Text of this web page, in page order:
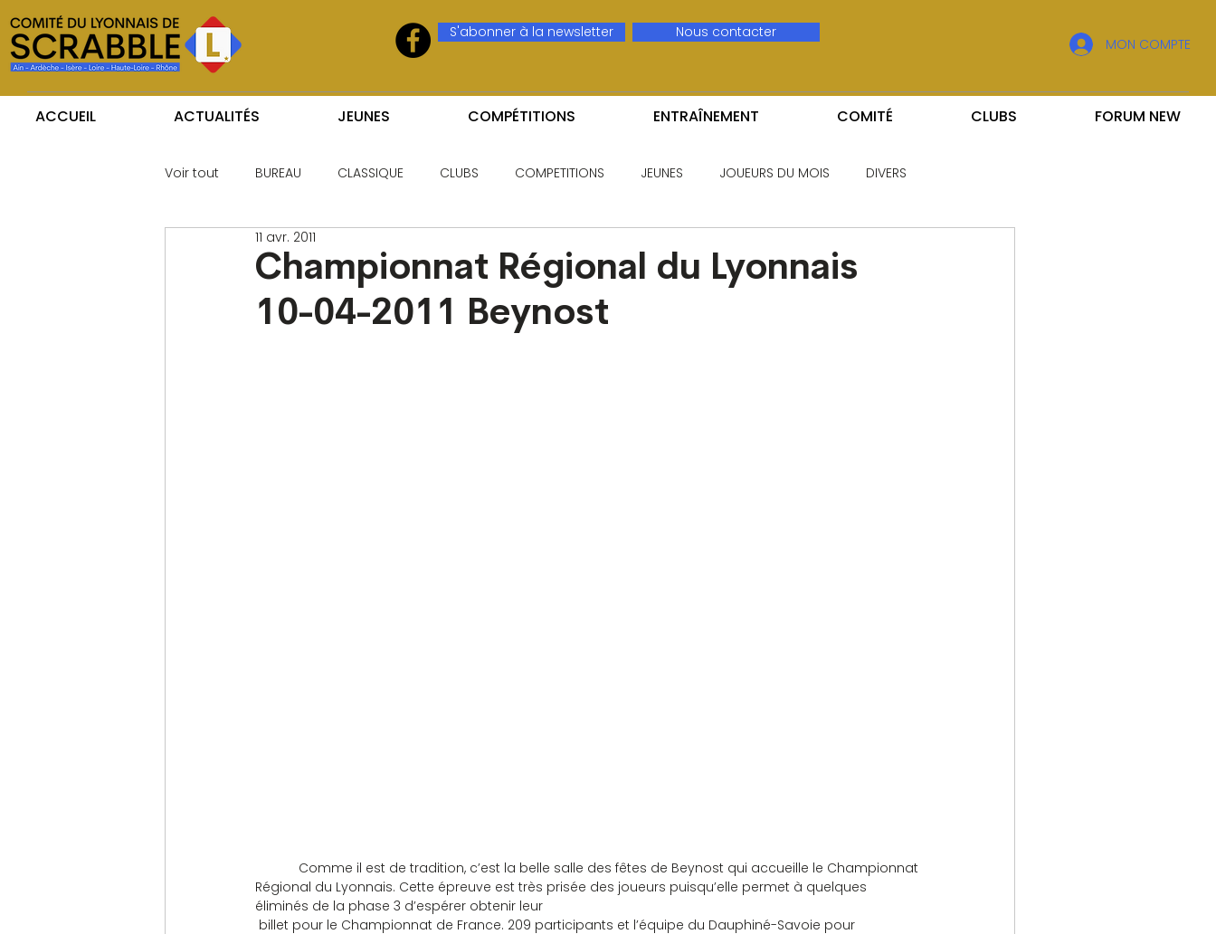
S'abonner à la newsletter Nous contacter
MON COMPTE
ACCUEIL ACTUALITÉS JEUNES COMPÉTITIONS ENTRAÎNEMENT COMITÉ CLUBS FORUM NEW
Voir tout BUREAU CLASSIQUE CLUBS COMPETITIONS JEUNES JOUEURS DU MOIS DIVERS
Championnat Régional du Lyonnais
10-04-2011 Beynost
11 avr. 2011
Comme il est de tradition, c’est la belle salle des fêtes de Beynost qui accueille le Championnat
Régional du Lyonnais. Cette épreuve est très prisée des joueurs puisqu’elle permet à quelques
éliminés de la phase 3 d’espérer obtenir leur